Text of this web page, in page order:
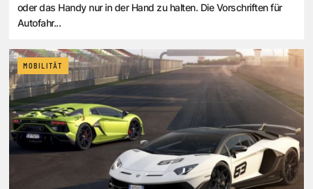
oder das Handy nur in der Hand zu halten. Die Vorschriften für
Autofahr...
MOBILITÄT